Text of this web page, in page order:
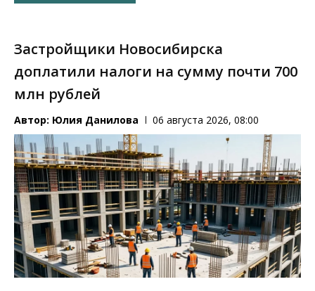
Застройщики Новосибирска
доплатили налоги на сумму почти 700
млн рублей
Автор: Юлия Данилова 06 августа 2026, 08:00